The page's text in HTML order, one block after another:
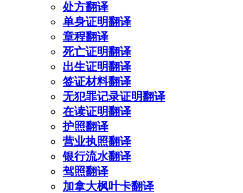
处方翻译
单身证明翻译
章程翻译
死亡证明翻译
出生证明翻译
签证材料翻译
无犯罪记录证明翻译
在读证明翻译
护照翻译
营业执照翻译
银行流水翻译
驾照翻译
加拿大枫叶卡翻译